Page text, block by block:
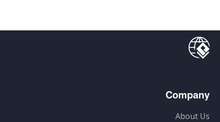
Company
About Us